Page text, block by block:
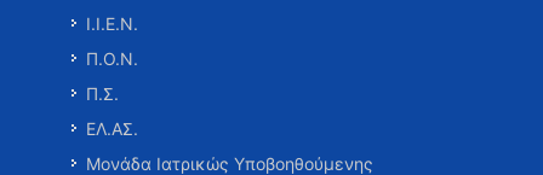
Ι.Ι.Ε.Ν.
Π.Ο.Ν.
Π.Σ.
ΕΛ.ΑΣ.
Μονάδα Ιατρικώς Υποβοηθούμενης